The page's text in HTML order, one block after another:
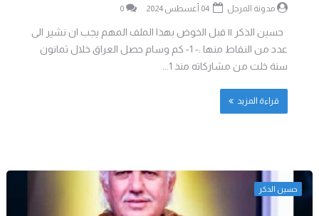
مدونة المرجل 0
حسين الذكر || قبل الخوض بهذا الملف المهم يجب ان نشير الى
عدد من النقاط منها :- 1- كم وسام حصل العراق خلال ثمانون
سنة خلت من مشاركاته منذ 1...
قراءة المزيد
حسين الذكر